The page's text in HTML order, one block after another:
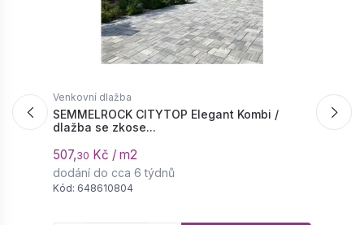
Venkovní dlažba
SEMMELROCK CITYTOP Elegant Kombi /
dlažba se zkose...
507,30 Kč / m2
dodání do cca 6 týdnů
Kód: 648610804